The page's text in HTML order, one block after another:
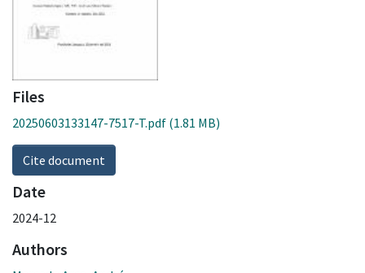
Files
20250603133147-7517-T.pdf (1.81 MB)
Cite document
Date
2024-12
Authors